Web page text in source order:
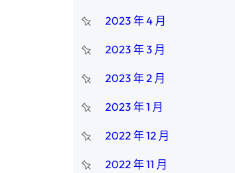
2023 年 4 月
2023 年 3 月
2023 年 2 月
2023 年 1 月
2022 年 12 月
2022 年 11 月